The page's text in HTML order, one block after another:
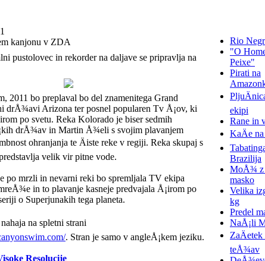
kanjonu v ZDA
pustolovec in rekorder na daljave se pripravlja na
2011 bo preplaval bo del znamenitega Grand
drÅ¾avi Arizona ter posnel popularen Tv Å¡ov, ki
po svetu. Reka Kolorado je biser sedmih
drÅ¾av in Martin Å¾eli s svojim plavanjem
ohranjanja te Äiste reke v regiji. Reka skupaj s
velik vir pitne vode.
po mrzli in nevarni reki bo spremljala TV ekipa
in to plavanje kasneje predvajala Å¡irom po
o Superjunakih tega planeta.
na spletni strani
. Stran je samo v angleÅ¡kem jeziku.
Resolucije
Rio
"O
Peixe"
Pirati na
ekipi
Rane in
KaÄe
Brazilija
MoÅ¾ z
masko
Velika
kg
Predel
NaÅ¡li
teÅ¾av